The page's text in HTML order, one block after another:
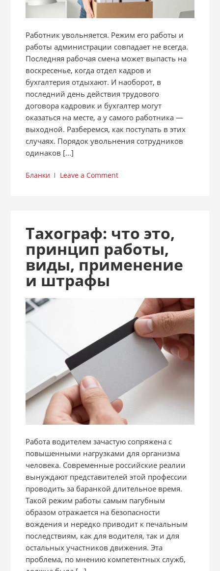
Работник увольняется. Режим его работы и
работы администрации совпадает не всегда.
Последняя рабочая смена может выпасть на
воскресенье, когда отдел кадров и
бухгалтерия отдыхают. И наоборот, в
последний день действия трудового
договора кадровик и бухгалтер могут
оказаться на месте, а у самого работника —
выходной. Разберемся, как поступать в этих
случаях. Порядок увольнения сотрудников
одинаков [...]
Бланки Leave a Comment
Тахограф: что это,
принцип работы,
виды, применение
и штрафы
Работа водителем зачастую сопряжена с
повышенными нагрузками для организма
человека. Современные российские реалии
вынуждают представителей этой профессии
проводить за баранкой длительное время.
Такой режим работы самым пагубным
образом отражается на безопасности
вождения и нередко приводит к печальным
последствиям, как для водителя, так и для
остальных участников движения. Эта
проблема, по мнению компетентных служб,